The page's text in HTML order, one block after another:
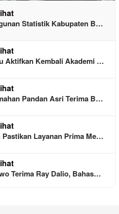
Statistik Kabupaten B…
Aktifkan Kembali Akademi …
Pandan Asri Terima B…
Pastikan Layanan Prima Me…
Terima Ray Dalio, Bahas…